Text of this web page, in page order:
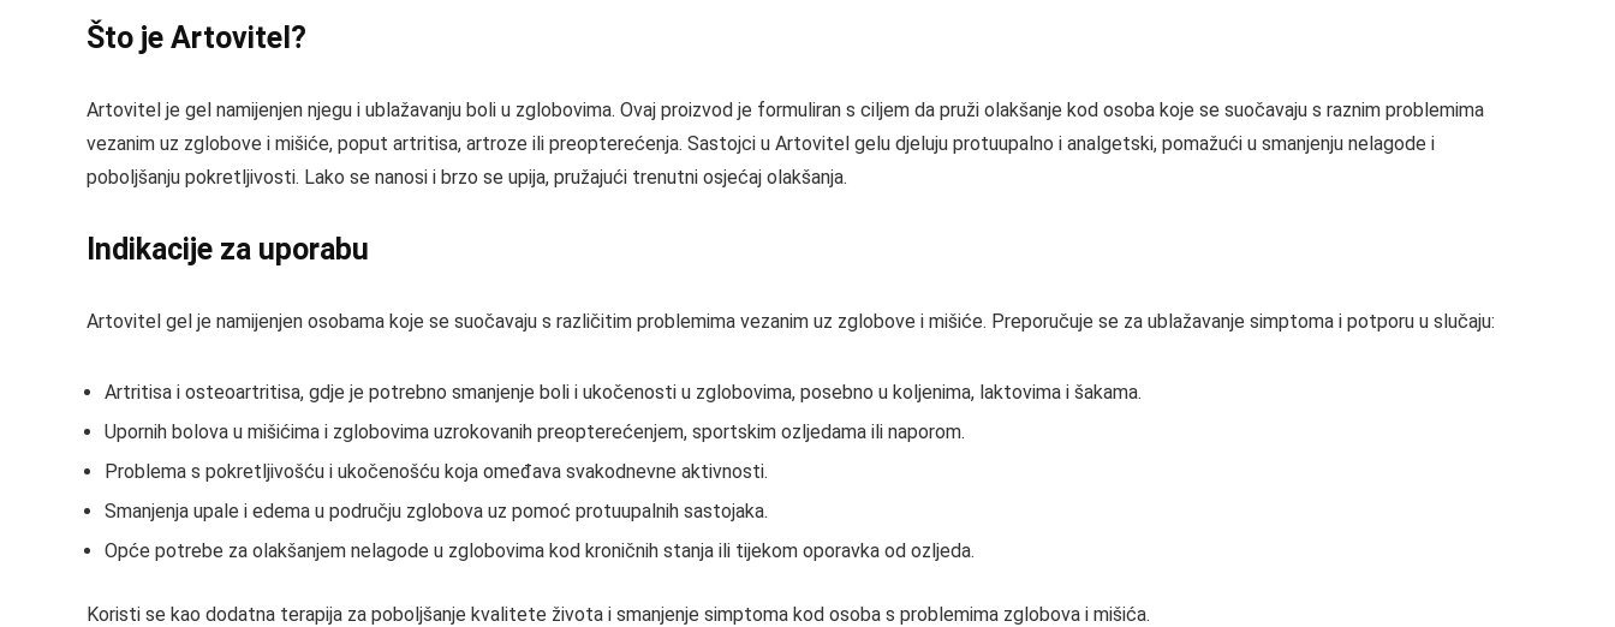
Što je Artovitel?
Artovitel je gel namijenjen njegu i ublažavanju boli u zglobovima. Ovaj proizvod je formuliran s ciljem da pruži olakšanje kod osoba koje se suočavaju s raznim problemima
vezanim uz zglobove i mišiće, poput artritisa, artroze ili preopterećenja. Sastojci u Artovitel gelu djeluju protuupalno i analgetski, pomažući u smanjenju nelagode i
poboljšanju pokretljivosti. Lako se nanosi i brzo se upija, pružajući trenutni osjećaj olakšanja.
Indikacije za uporabu
Artovitel gel je namijenjen osobama koje se suočavaju s različitim problemima vezanim uz zglobove i mišiće. Preporučuje se za ublažavanje simptoma i potporu u slučaju:
Artritisa i osteoartritisa, gdje je potrebno smanjenje boli i ukočenosti u zglobovima, posebno u koljenima, laktovima i šakama.
Upornih bolova u mišićima i zglobovima uzrokovanih preopterećenjem, sportskim ozljedama ili naporom.
Problema s pokretljivošću i ukočenošću koja omeđava svakodnevne aktivnosti.
Smanjenja upale i edema u području zglobova uz pomoć protuupalnih sastojaka.
Opće potrebe za olakšanjem nelagode u zglobovima kod kroničnih stanja ili tijekom oporavka od ozljeda.
Koristi se kao dodatna terapija za poboljšanje kvalitete života i smanjenje simptoma kod osoba s problemima zglobova i mišića.